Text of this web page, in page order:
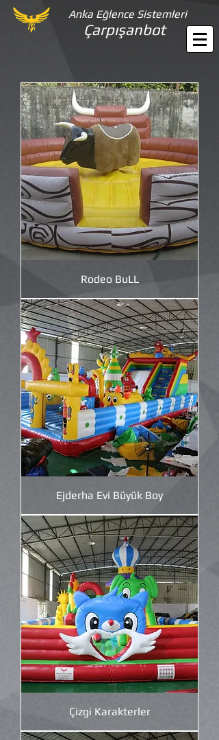
Anka Eğlence Sistemleri
Çarpışanbot
Rodeo BuLL
Ejderha Evi Büyük Boy
Çizgi Karakterler